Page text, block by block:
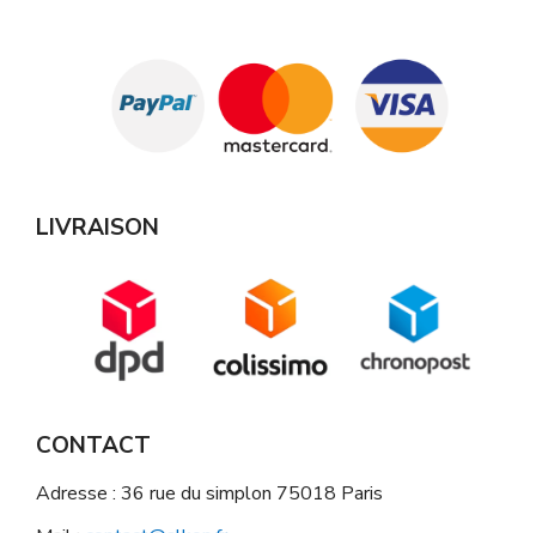
LIVRAISON
CONTACT
Adresse : 36 rue du simplon 75018 Paris